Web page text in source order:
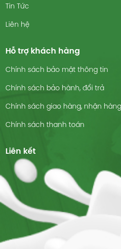
Tin Tức
Liên hệ
Hỗ trợ khách hàng
Chính sách bảo mật thông tin
Chính sách bảo hành, đổi trả
Chính sách giao hàng, nhận
Chính sách thanh toán
Liên kết